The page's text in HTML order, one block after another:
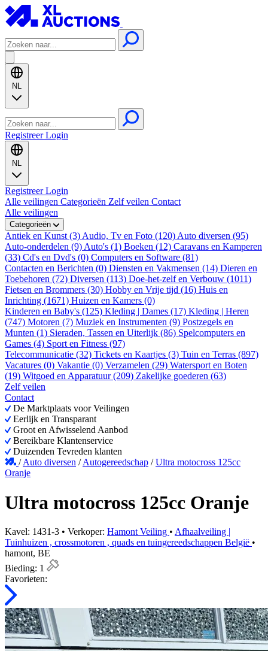
NL
RegistreerLogin
NL
RegistreerLogin
Alle veilingen Categorieën Zelf veilen Contact
Alle veilingen
Categorieën
Antiek en Kunst (3) Audio, Tv en Foto (120) Auto diversen (95)
Auto-onderdelen (9) Auto's (1) Boeken (12) Caravans en Kamperen
(33) Cd's en Dvd's (0) Computers en Software (81)
Contacten en Berichten (0) Diensten en Vakmensen (14) Dieren en
Toebehoren (72) Diversen (113) Doe-het-zelf en Verbouw (1011)
Fietsen en Brommers (30) Hobby en Vrije tijd (16) Huis en
Inrichting (1671) Huizen en Kamers (0)
Kinderen en Baby's (125) Kleding | Dames (17) Kleding | Heren
(747) Motoren (7) Muziek en Instrumenten (9) Postzegels en
Munten (1) Sieraden, Tassen en Uiterlijk (86) Spelcomputers en
Games (4) Sport en Fitness (97)
Telecommunicatie (32) Tickets en Kaartjes (3) Tuin en Terras (897)
Vacatures (0) Vakantie (0) Verzamelen (29) Watersport en Boten
(19) Witgoed en Apparatuur (209) Zakelijke goederen (63)
Zelf veilen
Contact
De Marktplaats voor Veilingen
Eerlijk en Transparant
Groot en Afwisselend Aanbod
Bereikbare Klantenservice
Duizenden Tevreden klanten
/Auto diversen /Autogereedschap /Ultra motocross 125cc
Oranje
Ultra motocross 125cc Oranje
Kavel: 1431-3 • Verkoper: Hamont Veiling • Afhaalveiling |
Tuinhuizen , crossmotoren , quads en tuingereedschappen België •
hamont, BE
Bieding: 1
Favorieten: